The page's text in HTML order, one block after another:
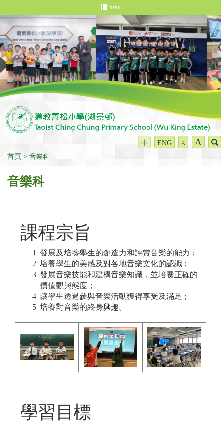
menu
中 ENG A A
首頁 音樂科
音樂科
課程宗旨
發展及培養學生的創造力和評賞音樂的能力；
培養學生的美感及對各地音樂文化的認識；
發展音樂技能和建構音樂知識，並培養正確的
價值觀與態度；
讓學生透過參與音樂活動獲得享受及滿足；
培養對音樂的終身興趣。
學習目標